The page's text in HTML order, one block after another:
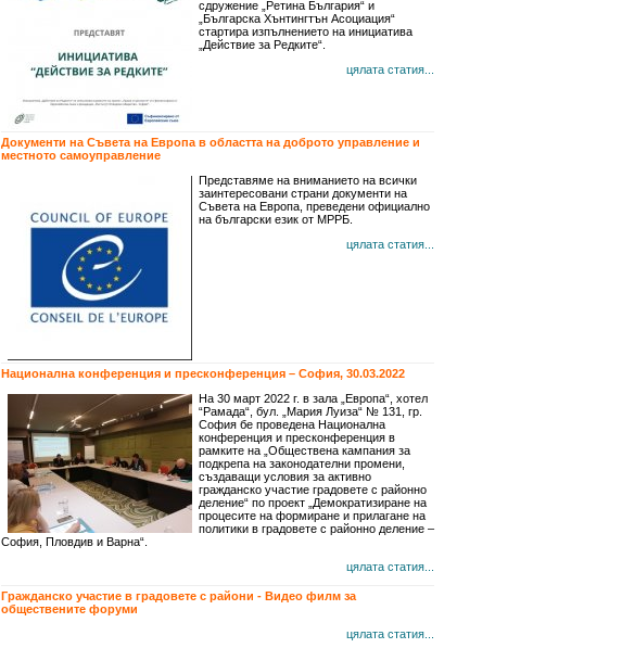
сдружение „Ретина България“ и
„Българска Хънтингтън Асоциация“
стартира изпълнението на инициатива
„Действие за Редките“.
цялата статия...
Документи на Съвета на Европа в областта на доброто управление и
местното самоуправление
Представяме на вниманието на всички
заинтересовани страни документи на
Съвета на Европа, преведени официално
на български език от МРРБ.
цялата статия...
Национална конференция и пресконференция – София, 30.03.2022
На 30 март 2022 г. в зала „Европа“, хотел
“Рамада“, бул. „Мария Луиза“ № 131, гр.
София бе проведена Национална
конференция и пресконференция в
рамките на „Обществена кампания за
подкрепа на законодателни промени,
създаващи условия за активно
гражданско участие градовете с районно
деление“ по проект „Демократизиране на
процесите на формиране и прилагане на
политики в градовете с районно деление –
София, Пловдив и Варна“.
цялата статия...
Гражданско участие в градовете с райони - Видео филм за
обществените форуми
цялата статия...